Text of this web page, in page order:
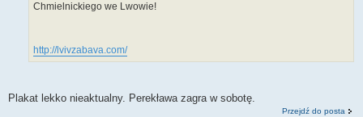
Chmielnickiego we Lwowie!
http://lvivzabava.com/
Plakat lekko nieaktualny. Perekława zagra w sobotę.
Przejdź do posta